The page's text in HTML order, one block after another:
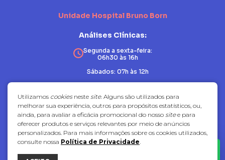
Utilizamos cookiesneste site. Alguns são utilizados para
melhorar sua experiência, outros para propósitos estatísticos, ou,
ainda, para avaliar a eficácia promocional do nosso sitee para
oferecer produtos e serviços relevantes por meio de anúncios
personalizados. Para mais informações sobre os cookies utilizados,
consulte nossa Política de Privacidade.
Unidade Hospital Bruno Born
Análises Clínicas:
Segunda a sexta-feira:
06h30 às 16h
Sábados: 07h às 12h
Patologia:
Segunda a sexta-feira:
07h30 às 17h
Sábados: fechado